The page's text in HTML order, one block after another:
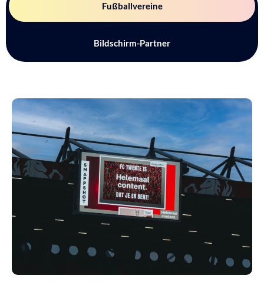
Fußballvereine
Bildschirm-Partner